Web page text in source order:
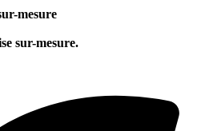
mesure
sur-mesure.